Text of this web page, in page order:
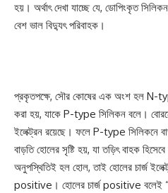
হয়। অর্থাৎ দেখা যাচ্ছে যে, ডোপিংকৃত
বেশ ভাল বিদ্যুৎ পরিবাহক।
প্রকৃতপক্ষে, সৌর কোষের এক অংশ হল N-
করা হয়, যাকে P-type সিলিকন বলে।
ইলেক্ট্রন রয়েছে। ফলে P-type সিলিকনে
বাড়তি হোলের সৃষ্টি হয়, যা তড়িৎ বাহক
অনুপস্থিতিই হল হোল, তাই হোলের চার্জ
positive। হোলের চার্জ positive